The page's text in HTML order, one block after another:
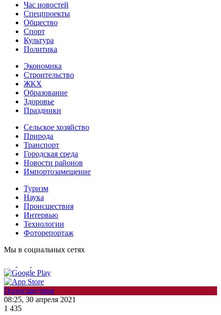
Час новостей
Спецпроекты
Общество
Спорт
Культура
Политика
Экономика
Строительство
ЖКХ
Образование
Здоровье
Праздники
Сельское хозяйство
Природа
Транспорт
Городская среда
Новости районов
Импортозамещение
Туризм
Наука
Происшествия
Интервью
Технологии
Фоторепортаж
Мы в социальных сетях
Происшествия
08:25, 30 апреля 2021
1 435